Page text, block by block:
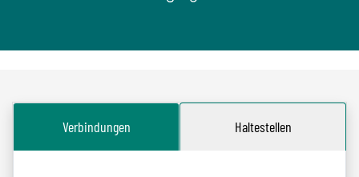
Verbindungen Haltestellen